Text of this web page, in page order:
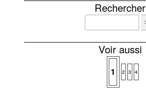
Rechercher
Voir aussi
1 2 3 4